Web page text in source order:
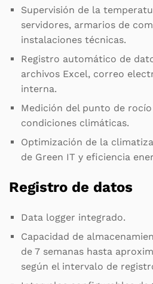
Supervisión de la
servidores, armarios de
instalaciones técnicas.
Registro automático de
archivos Excel, correo
interna.
Medición del punto de
condiciones climáticas.
Optimización de la
de Green IT y eficiencia
Registro de datos
Data logger integrado.
Capacidad de
de 7 semanas hasta
según el intervalo de